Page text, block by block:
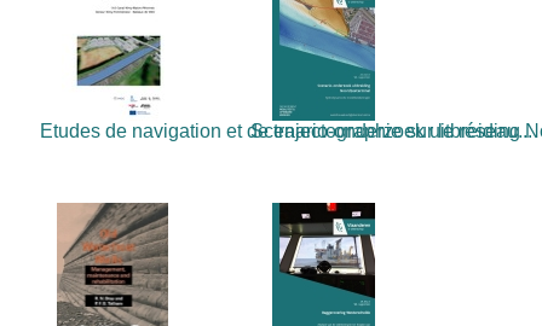
Etudes de navigation et de trajectographie sur le réseau...
Scenario-onderzoek uitbreiding